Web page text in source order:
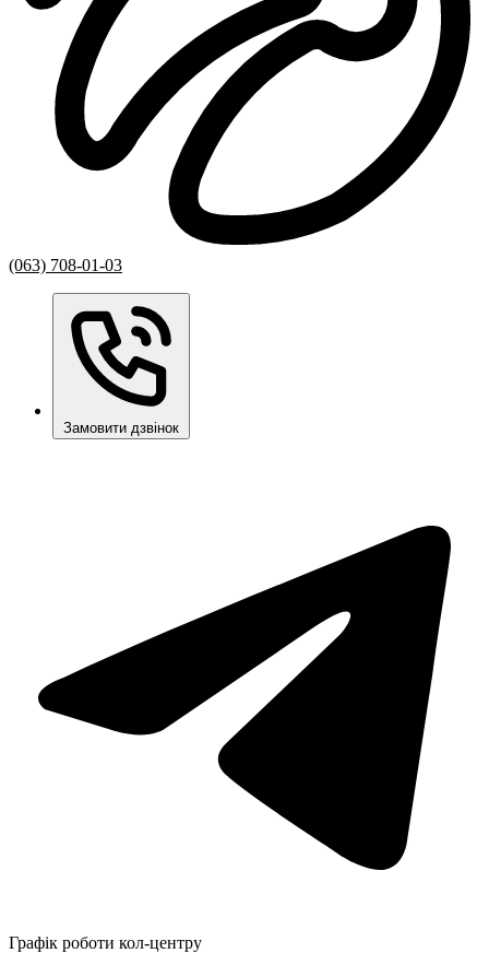
(063) 708-01-03
Замовити дзвінок
Графік роботи кол-центру